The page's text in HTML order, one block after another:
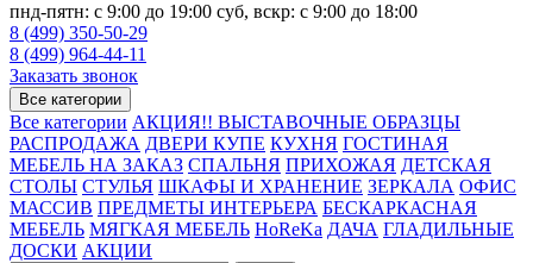
пнд-пятн: с 9:00 до 19:00 суб, вскр: с 9:00 до 18:00
8 (499) 350-50-29
8 (499) 964-44-11
Заказать звонок
Все категории
Все категории АКЦИЯ!! ВЫСТАВОЧНЫЕ ОБРАЗЦЫ
РАСПРОДАЖА ДВЕРИ КУПЕ КУХНЯ ГОСТИНАЯ
МЕБЕЛЬ НА ЗАКАЗ СПАЛЬНЯ ПРИХОЖАЯ ДЕТСКАЯ
СТОЛЫ СТУЛЬЯ ШКАФЫ И ХРАНЕНИЕ ЗЕРКАЛА ОФИС
МАССИВ ПРЕДМЕТЫ ИНТЕРЬЕРА БЕСКАРКАСНАЯ
МЕБЕЛЬ МЯГКАЯ МЕБЕЛЬ HoReKa ДАЧА ГЛАДИЛЬНЫЕ
ДОСКИ АКЦИИ